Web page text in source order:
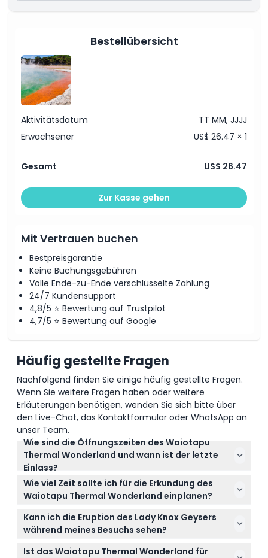
Ort
Wie man dorthin gelangt
So lösen Sie ein
Stornierungsbedingungen
Bestellübersicht
Aktivitätsdatum
TT MM, JJJJ
Erwachsener
US$ 26.47 × 1
Gesamt US$ 26.47
Zur Kasse gehen
Mit Vertrauen buchen
Bestpreisgarantie
Keine Buchungsgebühren
Volle Ende-zu-Ende verschlüsselte Zahlung
24/7 Kundensupport
4,8/5 ⭐ Bewertung auf Trustpilot
4,7/5 ⭐ Bewertung auf Google
Häufig gestellte Fragen
Nachfolgend finden Sie einige häufig gestellte Fragen.
Wenn Sie weitere Fragen haben oder weitere
Erläuterungen benötigen, wenden Sie sich bitte über
den Live-Chat, das Kontaktformular oder WhatsApp an
unser Team.
Wie sind die Öffnungszeiten des Waiotapu
Thermal Wonderland und wann ist der letzte
Einlass?
Das Waiotapu Thermal Wonderland ist täglich von
8:30 Uhr bis 16:30 Uhr geöffnet, der letzte Einlass ist
um 15:00 Uhr. Es ist am Weihnachtstag geschlossen
(Änderungen vorbehalten – bitte bestätigen Sie
dies bei der Buchung).
Wie viel Zeit sollte ich für die Erkundung des
Waiotapu Thermal Wonderland einplanen?
Die gesamte selbstgeführte Tour durch das
Waiotapu Thermal Wonderland dauert etwa 90
geothermischen Besonderheiten und weitere
Kann ich die Eruption des Lady Knox Geysers
während meines Besuchs sehen?
Ja! Der Lady Knox Geyser bricht täglich um 10:15 Uhr
Ist das Waiotapu Thermal Wonderland für